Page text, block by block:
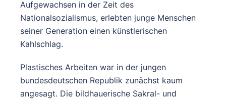
Aufgewachsen in der Zeit des
Nationalsozialismus, erlebten junge Menschen
seiner Generation einen künstlerischen
Kahlschlag.
Plastisches Arbeiten war in der jungen
bundesdeutschen Republik zunächst kaum
angesagt. Die bildhauerische Sakral- und